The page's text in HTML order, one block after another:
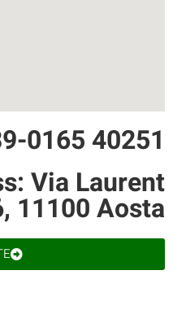
0165 40251
Via Laurent
11100 Aosta